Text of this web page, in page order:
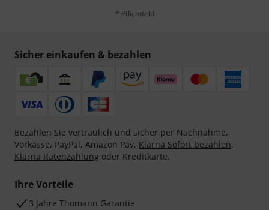
* Pflichtfeld
Sicher einkaufen & bezahlen
Bezahlen Sie vertraulich und sicher per Nachnahme,
Vorkasse, PayPal, Amazon Pay, Klarna Sofort bezahlen,
Klarna Ratenzahlung oder Kreditkarte.
Ihre Vorteile
3 Jahre Thomann Garantie